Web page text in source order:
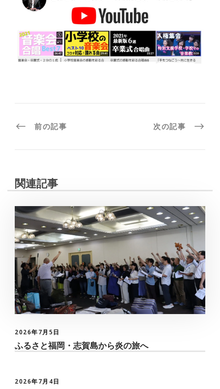
前の記事 次の記事
関連記事
2026年7月5日
ふるさと福岡・志賀島から炎の旅へ
2026年7月4日